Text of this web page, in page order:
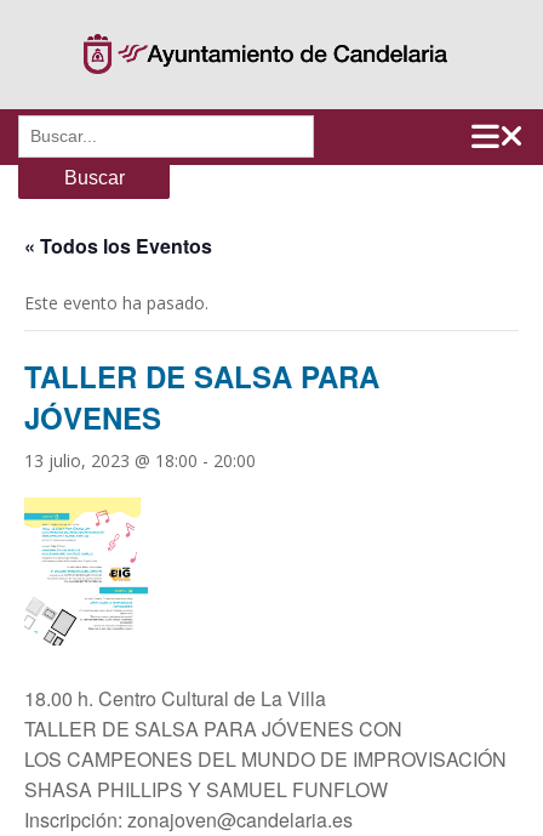
Buscar:
« Todos los Eventos
Este evento ha pasado.
TALLER DE SALSA PARA
JÓVENES
13 julio, 2023 @ 18:00 - 20:00
18.00 h. Centro Cultural de La Villa
TALLER DE SALSA PARA JÓVENES CON
LOS CAMPEONES DEL MUNDO DE IMPROVISACIÓN
SHASA PHILLIPS Y SAMUEL FUNFLOW
Inscripción: zonajoven@candelaria.es